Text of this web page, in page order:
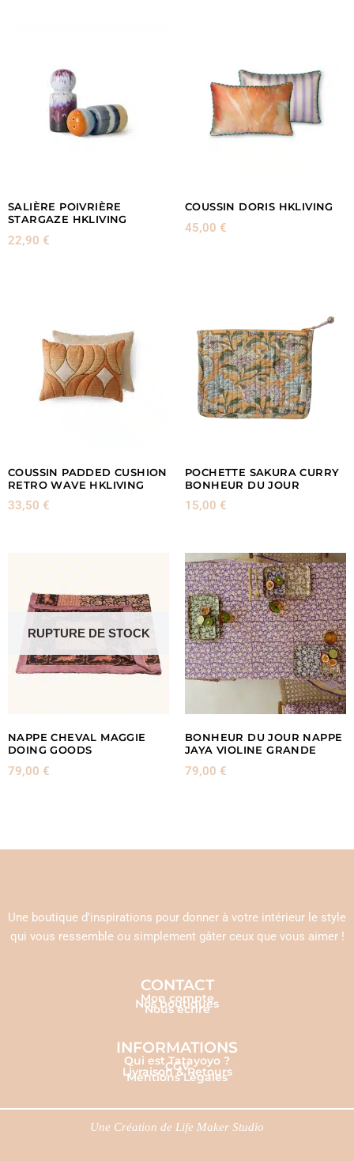
SALIÈRE POIVRIÈRE
STARGAZE HKLIVING
22,90 €
COUSSIN DORIS HKLIVING
45,00 €
COUSSIN PADDED CUSHION
RETRO WAVE HKLIVING
33,50 €
POCHETTE SAKURA CURRY
BONHEUR DU JOUR
15,00 €
RUPTURE DE STOCK
NAPPE CHEVAL MAGGIE
DOING GOODS
79,00 €
BONHEUR DU JOUR NAPPE
JAYA VIOLINE GRANDE
79,00 €
Une boutique d’inspirations pour donner à votre intérieur le style
qui vous ressemble ou simplement gâter ceux que vous aimer !
CONTACT
Mon compte
Nos boutiques
Nous écrire
INFORMATIONS
Qui est Tatayoyo ?
CGV
Livraison & Retours
Mentions Légales
Une Création de Life Maker Studio